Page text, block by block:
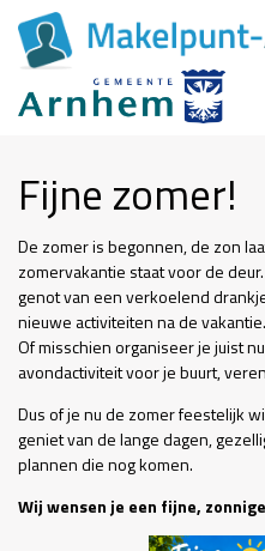
Fijne zomer!
De zomer is begonnen, de zon
zomervakantie staat voor de
genot van een verkoelend
nieuwe activiteiten na de vakantie.
Of misschien organiseer je juist
avondactiviteit voor je buurt,
Dus of je nu de zomer feestelijk
geniet van de lange dagen,
plannen die nog komen.
Wij wensen je een fijne,